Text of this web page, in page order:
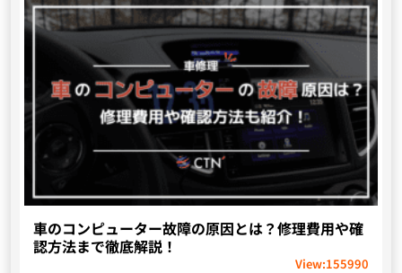
車のコンピューター故障の原因とは？修理費用や確
認方法まで徹底解説！
View:155990